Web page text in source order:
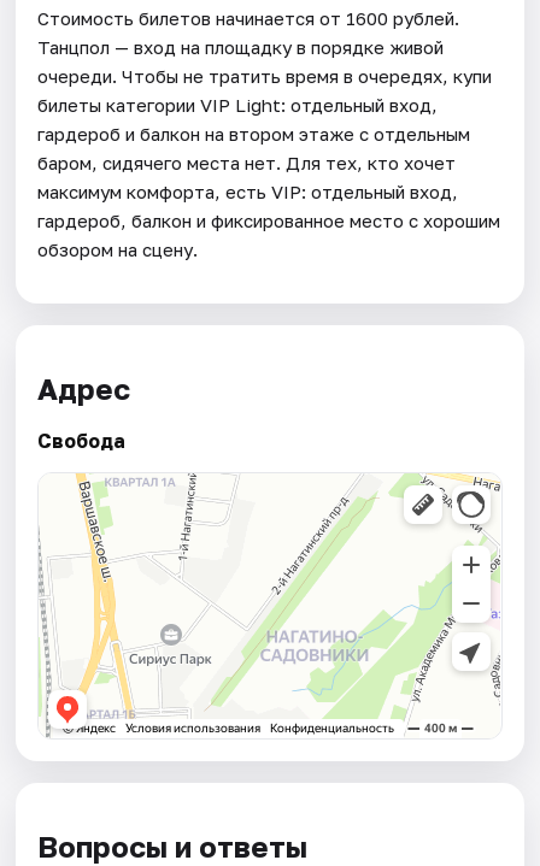
Стоимость билетов начинается от 1600 рублей.
Танцпол — вход на площадку в порядке живой
очереди. Чтобы не тратить время в очередях, купи
билеты категории VIP Light: отдельный вход,
гардероб и балкон на втором этаже с отдельным
баром, сидячего места нет. Для тех, кто хочет
максимум комфорта, есть VIP: отдельный вход,
гардероб, балкон и фиксированное место с хорошим
обзором на сцену.
Адрес
Свобода
Вопросы и ответы